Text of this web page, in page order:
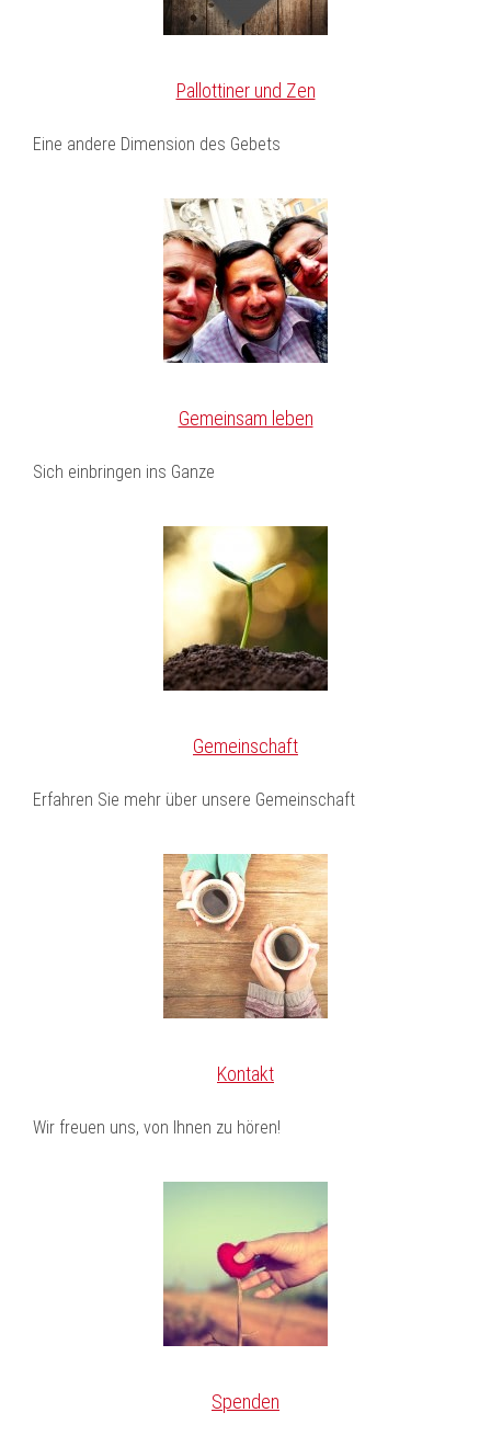
Pallottiner und Zen
Eine andere Dimension des Gebets
Gemeinsam leben
Sich einbringen ins Ganze
Gemeinschaft
Erfahren Sie mehr über unsere Gemeinschaft
Kontakt
Wir freuen uns, von Ihnen zu hören!
Spenden